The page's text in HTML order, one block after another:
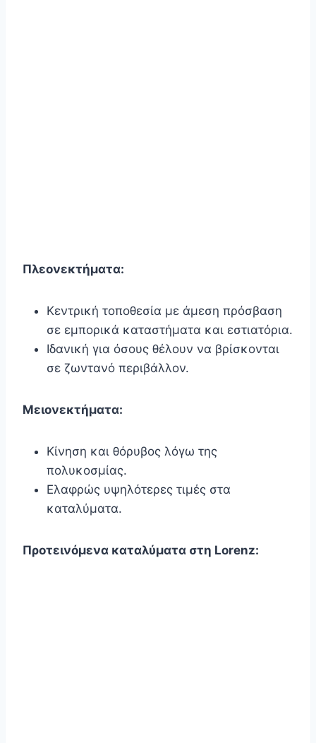
Πλεονεκτήματα:
Κεντρική τοποθεσία με άμεση πρόσβαση
σε εμπορικά καταστήματα και εστιατόρια.
Ιδανική για όσους θέλουν να βρίσκονται
σε ζωντανό περιβάλλον.
Μειονεκτήματα:
Κίνηση και θόρυβος λόγω της
πολυκοσμίας.
Ελαφρώς υψηλότερες τιμές στα
καταλύματα.
Προτεινόμενα καταλύματα στη Lorenz: